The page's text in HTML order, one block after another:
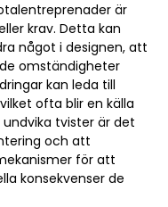
är
krav. Detta kan
något i designen, att
omständigheter
kan leda till
ofta blir en källa
tvister är det
och att
för att
konsekvenser de